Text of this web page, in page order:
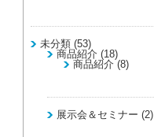
未分類 (53)
商品紹介 (18)
商品紹介 (8)
展示会＆セミナー (2)